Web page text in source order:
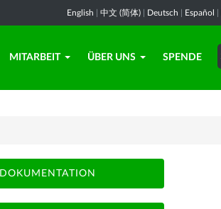
English 中文 (简体) Deutsch Español
MITARBEIT ÜBER UNS SPENDE
DOKUMENTATION